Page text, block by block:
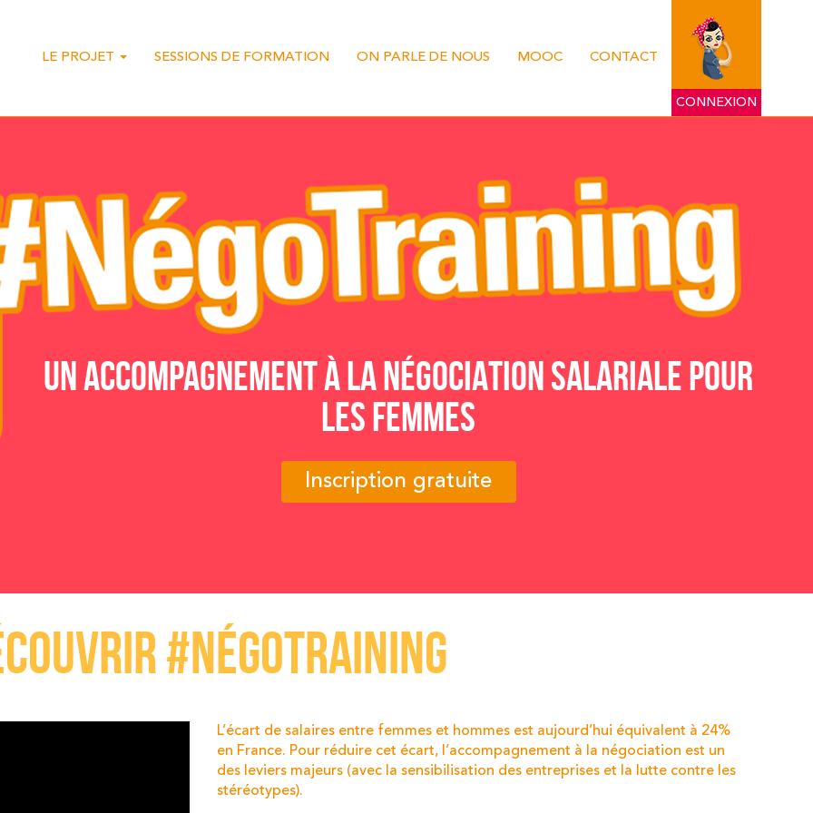
LE PROJET SESSIONS DE FORMATION ON PARLE DE NOUS MOOC CONTACT
CONNEXION
UN ACCOMPAGNEMENT À LA NÉGOCIATION SALARIALE POUR
LES FEMMES
Inscription gratuite
#NÉGOTRAINING
L’écart de salaires entre femmes et hommes est aujourd’hui équivalent à 24%
en France. Pour réduire cet écart, l’accompagnement à la négociation est un
des leviers majeurs (avec la sensibilisation des entreprises et la lutte contre les
stéréotypes).